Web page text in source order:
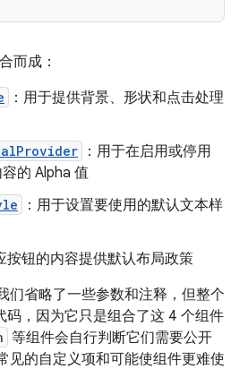
而成：
：用于提供背景、形状和点击处理
：用于在启用或停用
的 Alpha 值
：用于设置要使用的默认文本样
按钮的内容提供默认布局政策
们省略了一些参数和注释，但整个
，因为它只是组合了这 4 个组件
等组件会自行判断它们需要公开
见的自定义项和可能使组件更难使